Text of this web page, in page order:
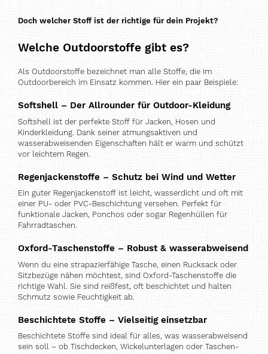
Doch welcher Stoff ist der richtige für dein Projekt?
Welche Outdoorstoffe gibt es?
Als Outdoorstoffe bezeichnet man alle Stoffe, die im
Outdoorbereich im Einsatz kommen. Hier ein paar Beispiele:
Softshell – Der Allrounder für Outdoor-Kleidung
Softshell ist der perfekte Stoff für Jacken, Hosen und
Kinderkleidung. Dank seiner atmungsaktiven und
wasserabweisenden Eigenschaften hält er warm und schützt
vor leichtem Regen.
Regenjackenstoffe – Schutz bei Wind und Wetter
Ein guter Regenjackenstoff ist leicht, wasserdicht und oft mit
einer PU- oder PVC-Beschichtung versehen. Perfekt für
funktionale Jacken, Ponchos oder sogar Regenhüllen für
Fahrradtaschen.
Oxford-Taschenstoffe – Robust & wasserabweisend
Wenn du eine strapazierfähige Tasche, einen Rucksack oder
Sitzbezüge nähen möchtest, sind Oxford-Taschenstoffe die
richtige Wahl. Sie sind reißfest, oft beschichtet und halten
Schmutz sowie Feuchtigkeit ab.
Beschichtete Stoffe – Vielseitig einsetzbar
Beschichtete Stoffe sind ideal für alles, was wasserabweisend
sein soll – ob Tischdecken, Wickelunterlagen oder Taschen-